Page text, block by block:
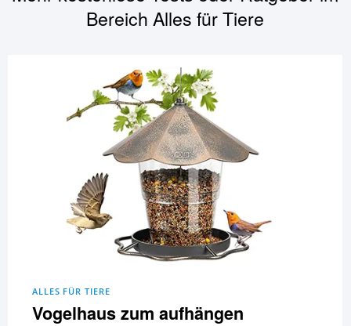
BereichAlles für Tiere
ALLES FÜR TIERE
Vogelhaus zum aufhängen